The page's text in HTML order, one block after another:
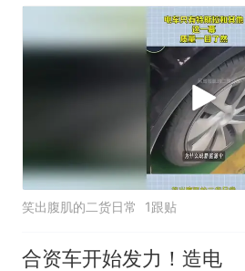
笑出腹肌的二货日常 1跟贴
合资车开始发力！造电